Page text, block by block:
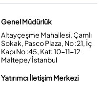
Genel Müdürlük
Altayçeşme Mahallesi, Çamlı
Sokak, Pasco Plaza, No :21, İç
Kapı No :45, Kat: 10-11-12
Maltepe/ İstanbul
Yatırımcı İletişim Merkezi